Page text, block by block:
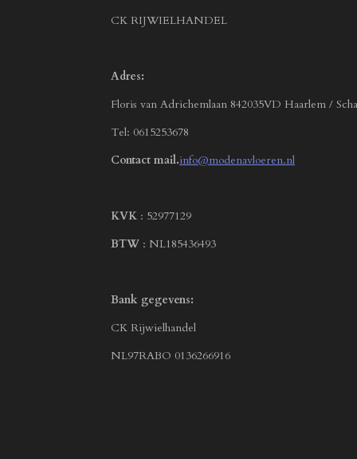
CK RIJWIELHANDEL
Adres:
Floris van Adrichemlaan 842035VD Haarlem /
Tel: 0615253678
Contact mail.info@modenavloeren.nl
KVK : 52977129
BTW : NL185436493
Bank gegevens:
CK Rijwielhandel
NL97RABO 0136266916